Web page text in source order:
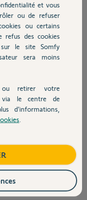
embrayer c'est que
et vous
ou de refuser
ou certains
refus des cookies
sur le site Somfy
sera moins
ou retirer votre
via le centre de
d’informations,